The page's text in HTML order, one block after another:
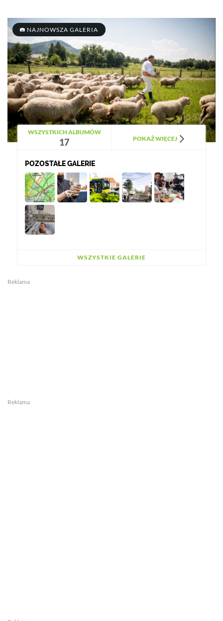
NAJNOWSZA GALERIA
WSZYSTKICH ALBUMÓW
17 POKAŻ WIĘCEJ
POZOSTAŁE GALERIE
WSZYSTKIE GALERIE
Reklama
Reklama